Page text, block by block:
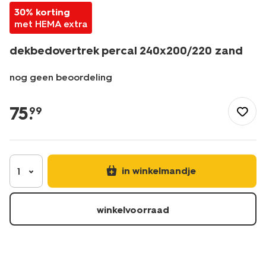
30% korting
met HEMA extra
dekbedovertrek percal 240x200/220 zand
nog geen beoordeling
be/slapen/beddengoed/dekbedovertrekken/
percal-
zand-
5790269.html
75.
99
1 in winkelmandje
winkelvoorraad